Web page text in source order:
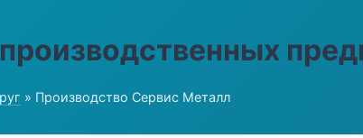
» Производство Сервис Металл